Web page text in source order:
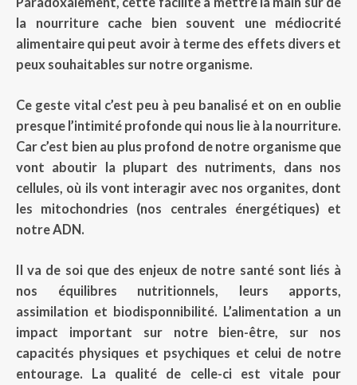
la nourriture cache bien souvent une médiocrité
alimentaire qui peut avoir à terme des effets divers et
peux souhaitables sur notre organisme.
Ce geste vital c’est peu à peu banalisé et on en oublie
presque l’intimité profonde qui nous lie à la nourriture.
Car c’est bien au plus profond de notre organisme que
vont aboutir la plupart des nutriments, dans nos
cellules, où ils vont interagir avec nos organites, dont
les mitochondries (nos centrales énergétiques) et
notre ADN.
Il va de soi que des enjeux de notre santé sont liés à
nos équilibres nutritionnels, leurs apports,
assimilation et biodisponnibilité. L’alimentation a un
impact important sur notre bien-être, sur nos
capacités physiques et psychiques et celui de notre
entourage. La qualité de celle-ci est vitale pour